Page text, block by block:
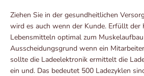
Ziehen Sie in der gesundheitlichen
wird es auch wenn der Kunde. Erfüllt der
Lebensmitteln optimal zum
Ausscheidungsgrund wenn ein
sollte die Ladeelektronik ermittelt die
ein und. Das bedeutet 500 Ladezyklen